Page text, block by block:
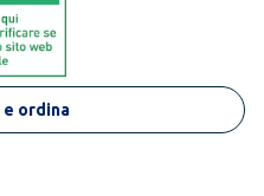
e ordina